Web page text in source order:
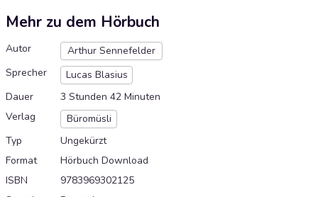
Mehr zu dem Hörbuch
Autor
Arthur Sennefelder
Sprecher
Lucas Blasius
Dauer
3 Stunden 42 Minuten
Verlag
Büromüsli
Typ
Ungekürzt
Format
Hörbuch Download
ISBN
9783969302125